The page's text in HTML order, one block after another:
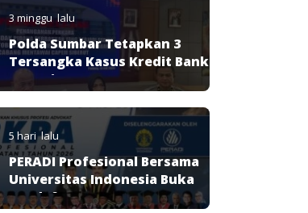
3 minggu lalu
Polda Sumbar Tetapkan 3
Tersangka Kasus Kredit Bank
Nagari
5 hari lalu
PERADI Profesional Bersama
Universitas Indonesia Buka
Pendaftaran PKPA